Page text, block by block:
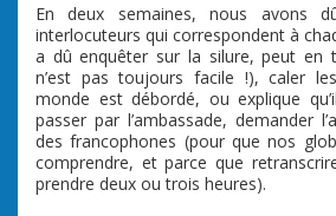
En deux semaines, nous avons
interlocuteurs qui correspondent à
a dû enquêter sur la silure, peut en
n’est pas toujours facile !), caler
monde est débordé, ou explique
passer par l’ambassade, demander
des francophones (pour que nos
comprendre, et parce que
prendre deux ou trois heures).